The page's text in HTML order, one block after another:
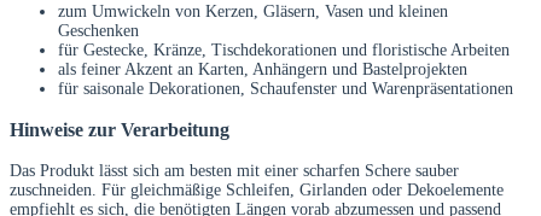
zum Umwickeln von Kerzen, Gläsern, Vasen und kleinen
Geschenken
für Gestecke, Kränze, Tischdekorationen und floristische Arbeiten
als feiner Akzent an Karten, Anhängern und Bastelprojekten
für saisonale Dekorationen, Schaufenster und Warenpräsentationen
Hinweise zur Verarbeitung
Das Produkt lässt sich am besten mit einer scharfen Schere sauber
zuschneiden. Für gleichmäßige Schleifen, Girlanden oder Dekoelemente
empfiehlt es sich, die benötigten Längen vorab abzumessen und passend